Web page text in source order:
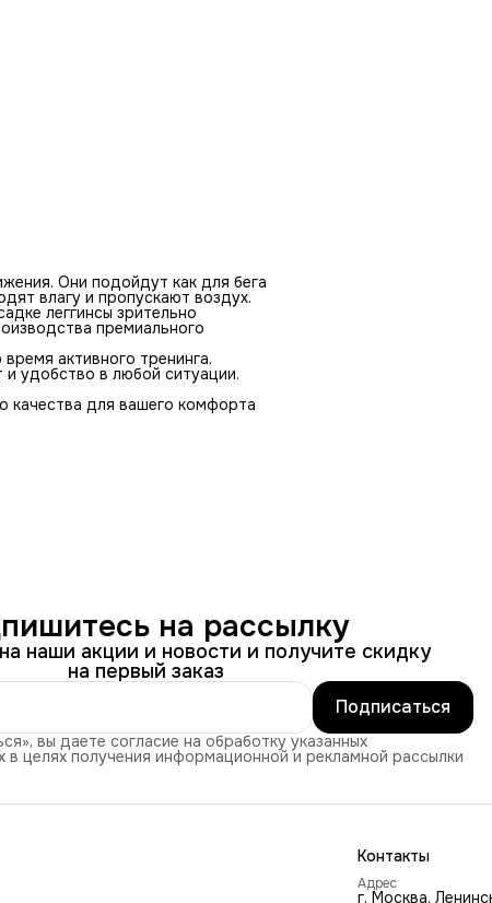
Они подойдут как для бега
влагу и пропускают воздух.
леггинсы зрительно
премиального
активного тренинга.
удобство в любой ситуации.
качества для вашего комфорта
на рассылку
наши акции и новости и получите скидку
на первый заказ
Подписаться
вы даете согласие на обработку указанных
в целях получения информационной и рекламной рассылки
Контакты
Адрес
г. Москва,